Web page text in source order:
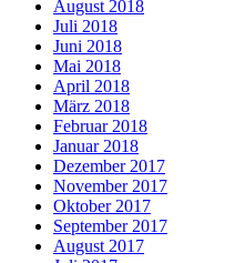
August 2018
Juli 2018
Juni 2018
Mai 2018
April 2018
März 2018
Februar 2018
Januar 2018
Dezember 2017
November 2017
Oktober 2017
September 2017
August 2017